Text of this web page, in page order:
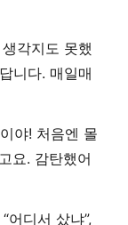
생각지도 못했
니다. 매일매
야! 처음엔 몰
요. 감탄했어
“어디서 샀냐”,